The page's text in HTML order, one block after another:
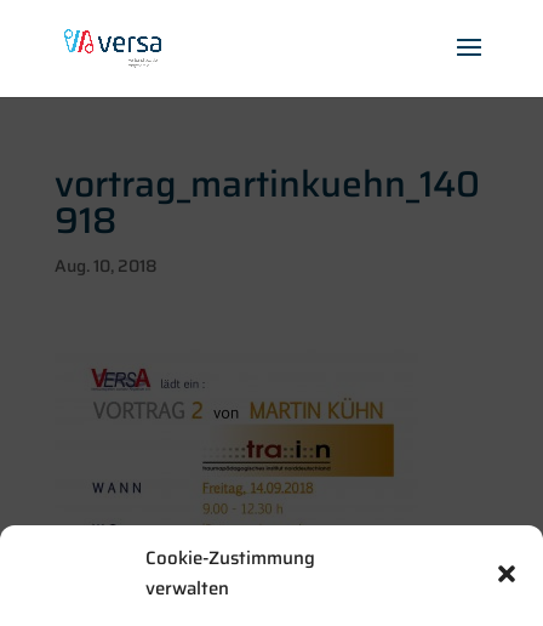
Cookie-Zustimmung
verwalten
vortrag_martinkuehn_140
918
Aug. 10, 2018